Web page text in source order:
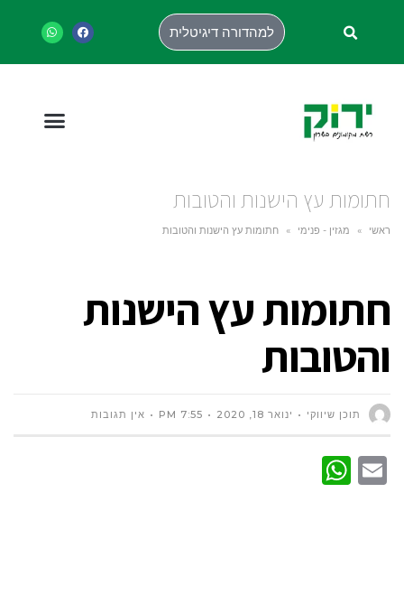
למהדורה דיגיטלית
חתומות עץ הישנות והטובות
ראשי » מגזין - פנימי » חתומות עץ הישנות והטובות
חתומות עץ הישנות
והטובות
תוכן שיווקי ינואר 18, 2020 7:55 PM אין תגובות
Email